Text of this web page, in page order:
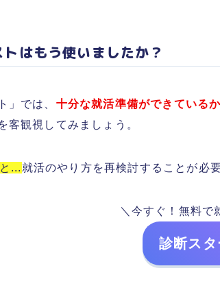
はもう使いましたか？
」では、 十分な就活準備ができている
客観視してみましょう。
... 就活のやり方を再検討することが必
＼今すぐ！無料で
診断ス